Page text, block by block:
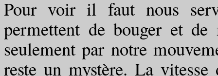
Pour voir il faut nous
permettent de bouger et
seulement par notre
reste un mystère. La